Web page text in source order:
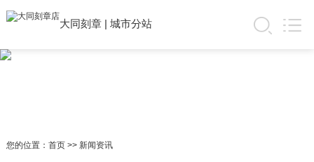
大同刻章| 城市分站
您的位置： 首页>> 新闻资讯